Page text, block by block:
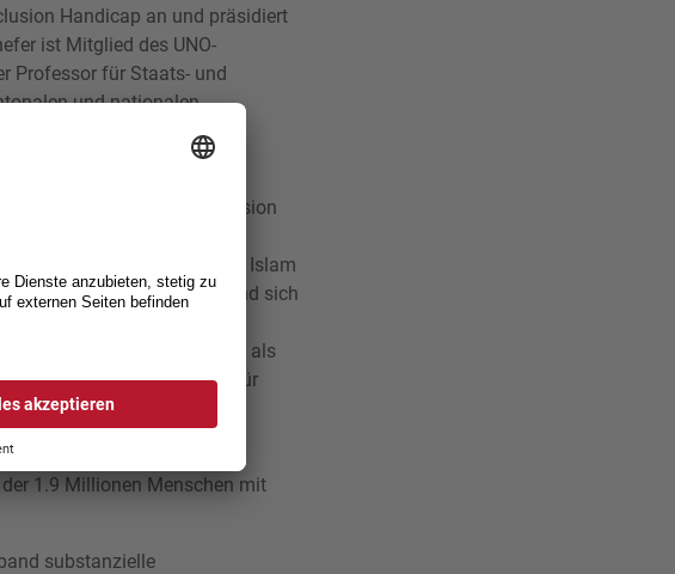
Handicap an und präsidiert
ist Mitglied des UNO-
Professor für Staats- und
und nationalen
im Vorstand von Inclusion
sich zuvor als
den Sitz von Nationalrat Islam
konzentrieren will und sich
vom 26.6.2026
Schweiz dem Dachverband als
Rahmenbedingungen für
1.9 Millionen Menschen mit
substanzielle